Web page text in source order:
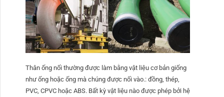
Thân ống nối thường được làm bằng vật liệu cơ bản giống
như ống hoặc ống mà chúng được nối vào.: đồng, thép,
PVC, CPVC hoặc ABS. Bất kỳ vật liệu nào được phép bởi hệ